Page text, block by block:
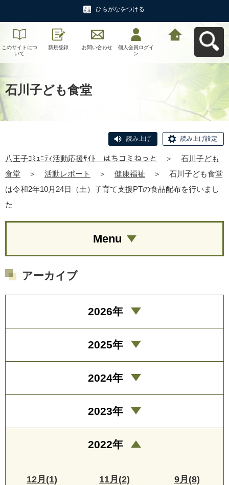
ひらがなをつける
このサイトにつ
いて
新規登録 お問い合わせ
個人会員ログイ
ン
石川子ども食堂
読み上げ 読み上げ設定
八王子ｺﾐｭﾆﾃｨ活動応援ｻｲﾄ はちコミねっと ＞
石川子ども
食堂
＞ 活動レポート ＞ 健康福祉 ＞
石川子ども食堂
は令和2年10月24日（土）子育て支援PTの食品配布を行いまし
た
Menu
アーカイブ
2026年
2025年
2024年
2023年
2022年
12月(1) 11月(2) 9月(8)